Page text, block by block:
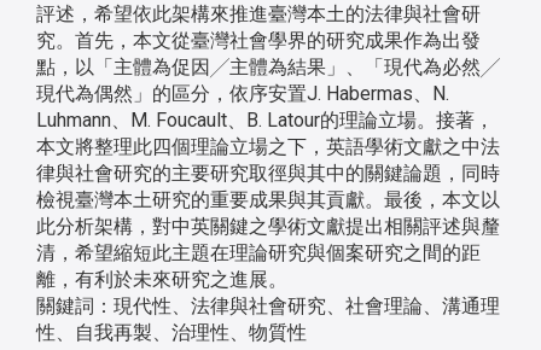
評述，希望依此架構來推進臺灣本土的法律與社會研
究。首先，本文從臺灣社會學界的研究成果作為出發
點，以「主體為促因╱主體為結果」、「現代為必然╱
現代為偶然」的區分，依序安置J. Habermas、N.
Luhmann、M. Foucault、B. Latour的理論立場。接著，
本文將整理此四個理論立場之下，英語學術文獻之中法
律與社會研究的主要研究取徑與其中的關鍵論題，同時
檢視臺灣本土研究的重要成果與其貢獻。最後，本文以
此分析架構，對中英關鍵之學術文獻提出相關評述與釐
清，希望縮短此主題在理論研究與個案研究之間的距
離，有利於未來研究之進展。
關鍵詞：現代性、法律與社會研究、社會理論、溝通理
性、自我再製、治理性、物質性